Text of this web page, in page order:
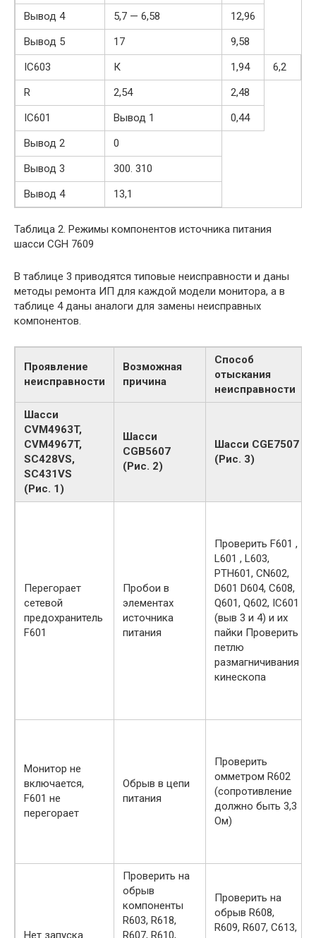
Вывод 4
5,7 — 6,58
12,96
Вывод 5
17
9,58
IC603
К 1,94
6,2
R
2,54
2,48
IC601
Вывод 1
0,44
Вывод 2
0
Вывод 3
300. 310
Вывод 4
13,1
Таблица 2. Режимы компонентов источника питания
шасси CGH 7609
В таблице 3 приводятся типовые неисправности и даны
методы ремонта ИП для каждой модели монитора, а в
таблице 4 даны аналоги для замены неисправных
компонентов.
Проявление
неисправности
Возможная
причина
Способ
отыскания
неисправности
Шасси
CVM4963T,
CVM4967T,
SC428VS,
SC431VS
(Рис. 1)
Шасси
CGB5607
(Рис. 2)
Шасси CGE7507
(Рис. 3)
Перегорает
сетевой
предохранитель
F601
Пробои в
элементах
источника
питания
Проверить F601 ,
L601 , L603,
РТН601, CN602,
D601 D604, С608,
Q601, Q602, IC601
(выв 3 и 4) и их
пайки Проверить
петлю
размагничивания
кинескопа
Монитор не
включается,
F601 не
перегорает
Обрыв в цепи
питания
Проверить
омметром R602
(сопротивление
должно быть 3,3
Ом)
Нет запуска
Проверить на
обрыв
компоненты
R603, R618,
R607, R610,
Проверить на
обрыв R608,
R609, R607, С613,